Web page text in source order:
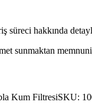
süreci hakkında
sunmaktan
Kum FiltresiSKU: